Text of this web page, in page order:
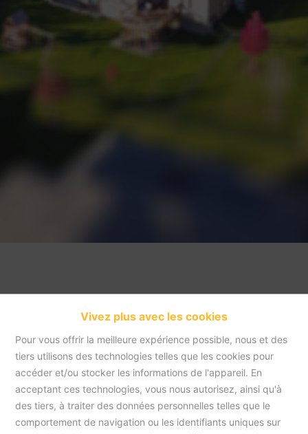
Vivez plus avec les cookies
Pour vous offrir la meilleure expérience possible, nous et des
tiers utilisons des technologies telles que les cookies pour
accéder et/ou stocker les informations de l'appareil. En
acceptant ces technologies, vous nous autorisez, ainsi qu'à
des tiers, à traiter des données personnelles telles que le
comportement de navigation ou les identifiants uniques sur
Accueil